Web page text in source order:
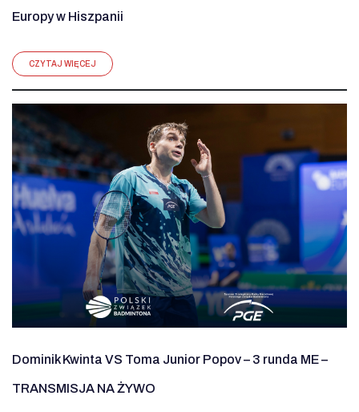
Europy w Hiszpanii
CZYTAJ WIĘCEJ
Dominik Kwinta VS Toma Junior Popov – 3 runda ME –
TRANSMISJA NA ŻYWO